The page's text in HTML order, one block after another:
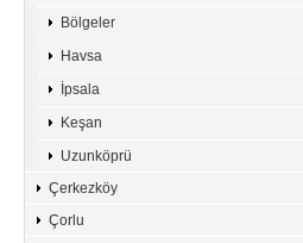
Bölgeler
Havsa
İpsala
Keşan
Uzunköprü
Çerkezköy
Çorlu